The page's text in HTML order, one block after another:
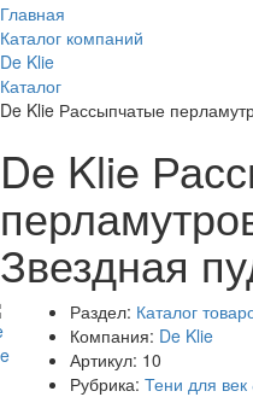
Главная
Каталог компаний
De Klie
Каталог
De Klie Рассыпчатые
De Klie
Звездная
Раздел: Каталог
Компания: De Klie
Артикул: 10
Рубрика: Тени для